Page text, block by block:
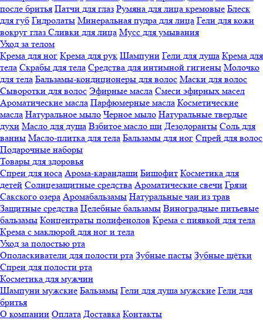
после бритья Патчи для глаз Румяна для лица кремовые Блеск
для губ Гидролаты Минеральная пудра для лица Гели для кожи
вокруг глаз Сливки для лица Мусс для умывания
Уход за телом
Крема для ног Крема для рук Шампуни Гели для душа Крема для
тела Скрабы для тела Средства для интимной гигиены Молочко
для тела Бальзамы-кондиционеры для волос Маски для волос
Сыворотки для волос Эфирные масла Смеси эфирных масел
Ароматические масла Парфюмерные масла Косметические
масла Натуральное мыло Черное мыло Натуральные твердые
духи Масло для душа Взбитое масло ши Дезодоранты Соль для
ванны Масло-плитка для тела Бальзамы для ног Спрей для волос
Подарочные наборы
Товары для здоровья
Спреи для носа Арома-карандаши Бишофит Косметика для
детей Солнцезащитные средства Ароматические свечи Грязи
Cакского озера Аромабальзамы Натуральные чаи из трав
Защитные средства Целебные бальзамы Виноградные питьевые
бальзамы Концентраты полифенолов Крема с пиявкой для тела
Крема с маклюрой для ног и тела
Уход за полостью рта
Ополаскиватели для полости рта Зубные пасты Зубные щётки
Спреи для полости рта
Косметика для мужчин
Шампуни мужские Бальзамы Гели для душа мужские Гели для
бритья
О компании Оплата Доставка Контакты